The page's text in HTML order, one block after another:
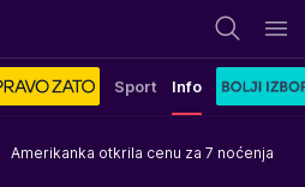
Sport Info
Amerikanka otkrila cenu za 7 noćenja